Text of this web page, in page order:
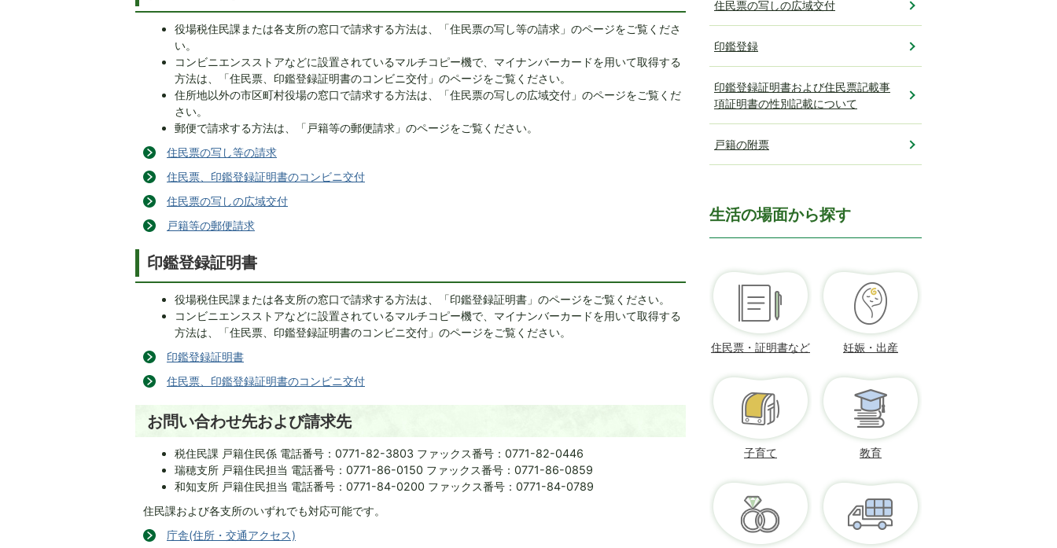
役場税住民課または各支所の窓口で請求する方法は、「住民票の写し等の請求」のページをご覧くださ
い。
コンビニエンスストアなどに設置されているマルチコピー機で、マイナンバーカードを用いて取得する
方法は、「住民票、印鑑登録証明書のコンビニ交付」のページをご覧ください。
住所地以外の市区町村役場の窓口で請求する方法は、「住民票の写しの広域交付」のページをご覧くだ
さい。
郵便で請求する方法は、「戸籍等の郵便請求」のページをご覧ください。
住民票の写し等の請求
住民票、印鑑登録証明書のコンビニ交付
住民票の写しの広域交付
戸籍等の郵便請求
印鑑登録証明書
役場税住民課または各支所の窓口で請求する方法は、「印鑑登録証明書」のページをご覧ください。
コンビニエンスストアなどに設置されているマルチコピー機で、マイナンバーカードを用いて取得する
方法は、「住民票、印鑑登録証明書のコンビニ交付」のページをご覧ください。
印鑑登録証明書
住民票、印鑑登録証明書のコンビニ交付
お問い合わせ先および請求先
税住民課 戸籍住民係 電話番号：0771-82-3803 ファックス番号：0771-82-0446
瑞穂支所 戸籍住民担当 電話番号：0771-86-0150 ファックス番号：0771-86-0859
和知支所 戸籍住民担当 電話番号：0771-84-0200 ファックス番号：0771-84-0789
住民課および各支所のいずれでも対応可能です。
庁舎(住所・交通アクセス)
住民票の写しの広域交付
印鑑登録
印鑑登録証明書および住民票記載事
項証明書の性別記載について
戸籍の附票
生活の場面から探す
住民票・証明書など 妊娠・出産
子育て 教育